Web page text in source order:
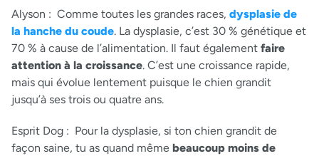
Alyson : Comme toutes les grandes races, dysplasie de
la hanche du coude. La dysplasie, c’est 30 % génétique et
70 % à cause de l’alimentation. Il faut également faire
attention à la croissance. C’est une croissance rapide,
mais qui évolue lentement puisque le chien grandit
jusqu’à ses trois ou quatre ans.
Esprit Dog : Pour la dysplasie, si ton chien grandit de
façon saine, tu as quand même beaucoup moins de